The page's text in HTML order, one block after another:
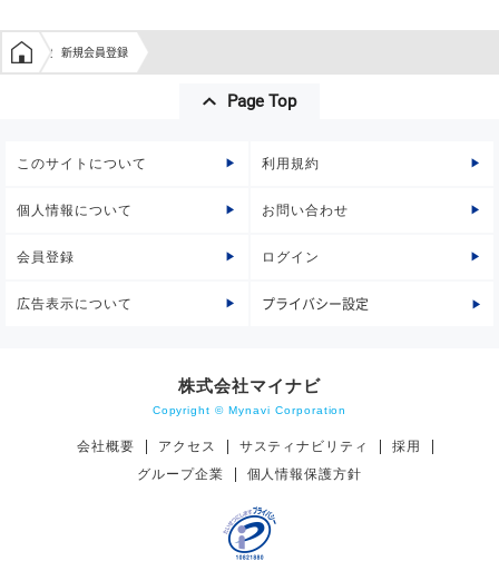
学生の窓口トップ
新規会員登録
Page Top
このサイトについて 利用規約
個人情報について お問い合わせ
会員登録 ログイン
広告表示について プライバシー設定
株式会社マイナビ
Copyright © Mynavi Corporation
会社概要 アクセス サスティナビリティ
採用
グループ企業
個人情報保護方針